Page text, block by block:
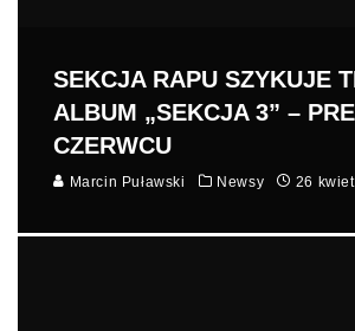
SEKCJA RAPU SZYKUJE
ALBUM „SEKCJA 3” –
CZERWCU
Marcin Puławski Newsy 26